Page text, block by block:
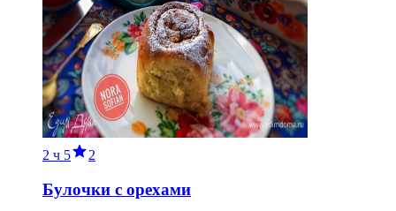
2 ч 5 2
Булочки с орехами